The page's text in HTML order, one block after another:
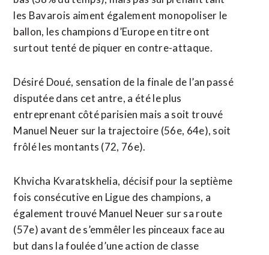
les Bavarois ‌aiment également monopoliser le
ballon, les champions ​d’Europe en titre ont
surtout tenté de piquer en contre-attaque.
Désiré Doué, sensation de la finale de l’an passé
disputée dans cet antre, a été le plus
entreprenant côté ​parisien mais a soit trouvé
Manuel Neuer sur la trajectoire (56e, 64e), soit
frôlé les montants (72, 76e).
Khvicha Kvaratskhelia, décisif pour la septième
fois consécutive en Ligue des champions, a
également trouvé Manuel Neuer sur sa route
(57e) avant de s’emmêler les pinceaux face au
but dans la foulée d’une action de classe